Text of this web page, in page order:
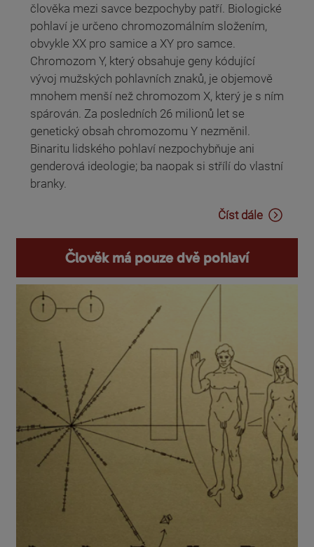
člověka mezi savce bezpochyby patří. Biologické
pohlaví je určeno chromozomálním složením,
obvykle XX pro samice a XY pro samce.
Chromozom Y, který obsahuje geny kódující
vývoj mužských pohlavních znaků, je objemově
mnohem menší než chromozom X, který je s ním
spárován. Za posledních 26 milionů let se
genetický obsah chromozomu Y nezměnil.
Binaritu lidského pohlaví nezpochybňuje ani
genderová ideologie; ba naopak si střílí do vlastní
branky.
Číst dále
Člověk má pouze dvě pohlaví